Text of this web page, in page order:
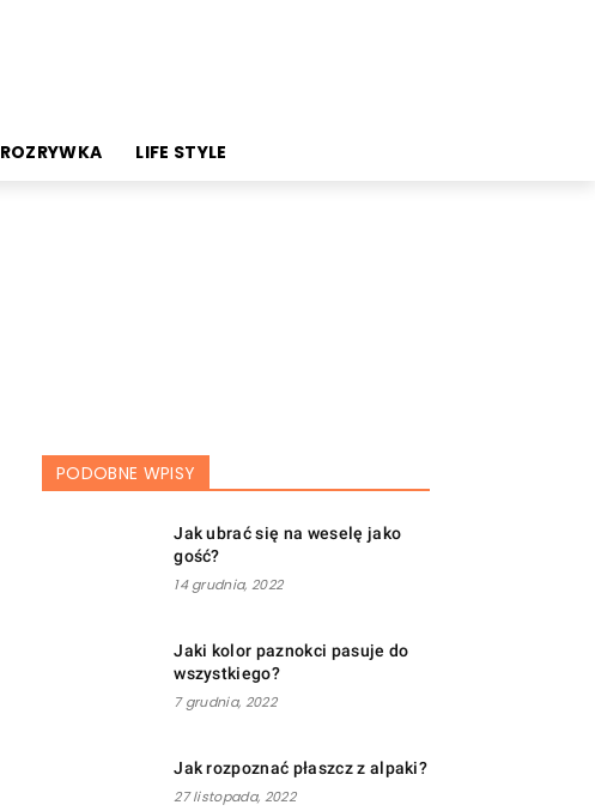
ROZRYWKA LIFE STYLE
PODOBNE WPISY
Jak ubrać się na weselę jako
gość?
14 grudnia, 2022
Jaki kolor paznokci pasuje do
wszystkiego?
7 grudnia, 2022
Jak rozpoznać płaszcz z alpaki?
27 listopada, 2022